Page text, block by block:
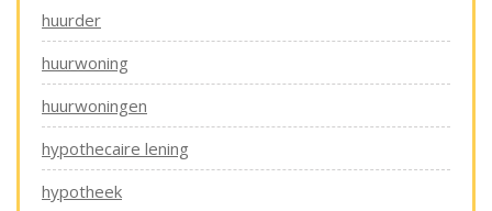
huurder
huurwoning
huurwoningen
hypothecaire lening
hypotheek